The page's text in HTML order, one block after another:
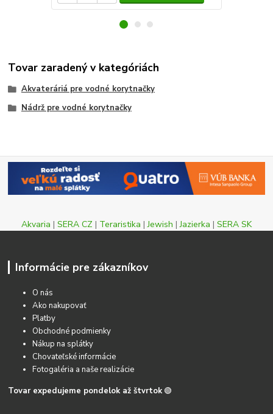
Tovar zaradený v kategóriách
Akvateráriá pre vodné korytnačky
Nádrž pre vodné korytnačky
Akvaria | SERA CZ | Teraristika |Jewish |Jazierka | SERA SK
Informácie pre zákazníkov
O nás
Ako nakupovať
Platby
Obchodné podmienky
Nákup na splátky
Chovateľské informácie
Fotogaléria a naše realizácie
Tovar expedujeme pondelok až štvrtok 🟢